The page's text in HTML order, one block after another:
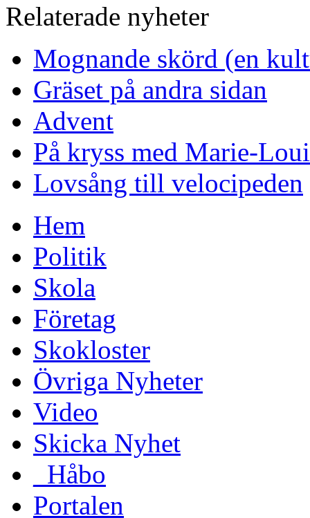
Relaterade nyheter
Mognande skörd (en
Gräset på andra sidan
Advent
På kryss med Marie-
Lovsång till velocipeden
Hem
Politik
Skola
Företag
Skokloster
Övriga Nyheter
Video
Skicka Nyhet
_Håbo
Portalen